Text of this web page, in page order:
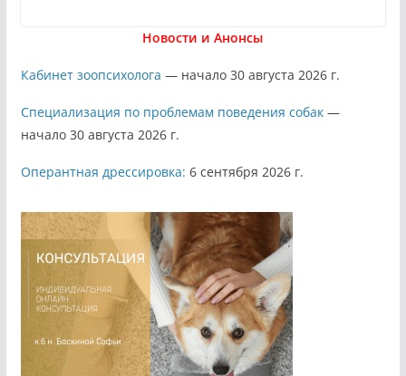
Новости и Анонсы
Кабинет зоопсихолога — начало 30 августа 2026 г.
Специализация по проблемам поведения собак—
начало 30 августа 2026 г.
Оперантная дрессировка: 6 сентября 2026 г.